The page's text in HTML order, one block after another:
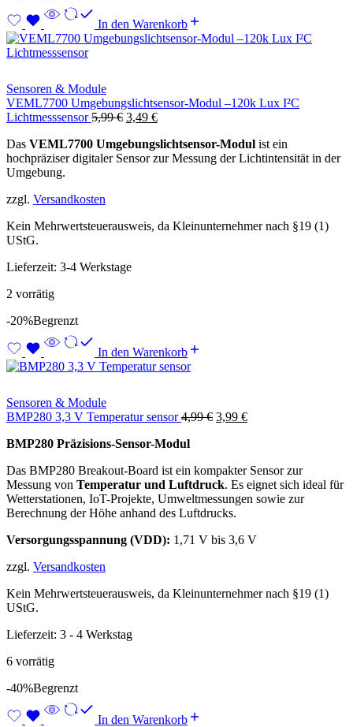
In den Warenkorb
Sensoren & Module
VEML7700 Umgebungslichtsensor-Modul –120k Lux I²C
Lichtmesssensor5,99€ Ursprünglicher
war:
5,99 €
3,49 €Aktueller
ist:
3,49 €.
Das VEML7700 Umgebungslichtsensor-Modul ist ein
hochpräziser digitaler Sensor zur Messung der Lichtintensität in der
Umgebung.
zzgl. Versandkosten
Kein Mehrwertsteuerausweis, da Kleinunternehmer nach §19 (1)
UStG.
Lieferzeit: 3-4 Werkstage
2 vorrätig
-20%Begrenzt
In den Warenkorb
Sensoren & Module
BMP280 3,3 V Temperatur sensor4,99€ Ursprünglicher
3,99 €Aktueller
BMP280 Präzisions-Sensor-Modul
Das BMP280 Breakout-Board ist ein kompakter Sensor zur
Messung von Temperatur und Luftdruck. Es eignet sich ideal für
Wetterstationen, IoT-Projekte, Umweltmessungen sowie zur
Berechnung der Höhe anhand des Luftdrucks.
Versorgungsspannung (VDD): 1,71 V bis 3,6 V
zzgl. Versandkosten
Kein Mehrwertsteuerausweis, da Kleinunternehmer nach §19 (1)
UStG.
Lieferzeit: 3 - 4 Werkstag
6 vorrätig
-40%Begrenzt
In den Warenkorb